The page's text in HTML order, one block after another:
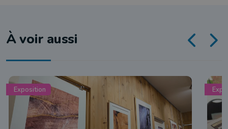
À voir aussi
Exposition